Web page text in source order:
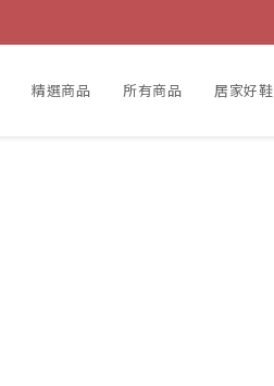
精選商品 所有商品 居家好鞋